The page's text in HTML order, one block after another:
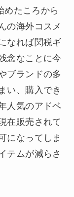
めたころから
の海外コスメ
なれば関税ギ
念なことに今
ブランドの多
い、購入でき
人気のアドベ
在販売されて
になってしま
テムが減らさ